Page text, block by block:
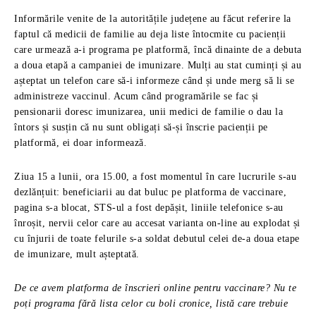
Informările venite de la autoritățile județene au făcut referire la
faptul că medicii de familie au deja liste întocmite cu pacienții
care urmează a-i programa pe platformă, încă dinainte de a debuta
a doua etapă a campaniei de imunizare. Mulți au stat cuminți și au
așteptat un telefon care să-i informeze când și unde merg să li se
administreze vaccinul. Acum când programările se fac și
pensionarii doresc imunizarea, unii medici de familie o dau la
întors și susțin că nu sunt obligați să-și înscrie pacienții pe
platformă, ei doar informează.
Ziua 15 a lunii, ora 15.00, a fost momentul în care lucrurile s-au
dezlănțuit: beneficiarii au dat buluc pe platforma de vaccinare,
pagina s-a blocat, STS-ul a fost depășit, liniile telefonice s-au
înroșit, nervii celor care au accesat varianta on-line au explodat și
cu înjurii de toate felurile s-a soldat debutul celei de-a doua etape
de imunizare, mult așteptată.
De ce avem platforma de înscrieri online pentru vaccinare? Nu te
poți programa fără lista celor cu boli cronice, listă care trebuie